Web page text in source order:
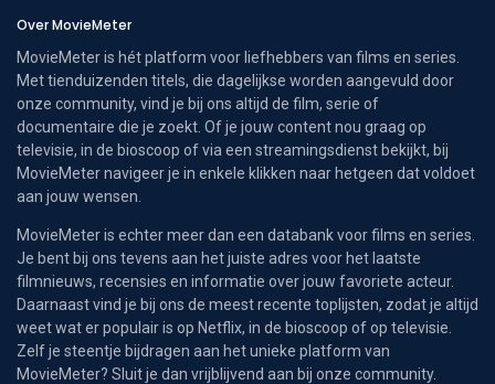
Over MovieMeter
MovieMeter is hét platform voor liefhebbers van films en series.
Met tienduizenden titels, die dagelijkse worden aangevuld door
onze community, vind je bij ons altijd de film, serie of
documentaire die je zoekt. Of je jouw content nou graag op
televisie, in de bioscoop of via een streamingsdienst bekijkt, bij
MovieMeter navigeer je in enkele klikken naar hetgeen dat voldoet
aan jouw wensen.
MovieMeter is echter meer dan een databank voor films en series.
Je bent bij ons tevens aan het juiste adres voor het laatste
filmnieuws, recensies en informatie over jouw favoriete acteur.
Daarnaast vind je bij ons de meest recente toplijsten, zodat je altijd
weet wat er populair is op Netflix, in de bioscoop of op televisie.
Zelf je steentje bijdragen aan het unieke platform van
MovieMeter? Sluit je dan vrijblijvend aan bij onze community.